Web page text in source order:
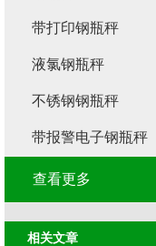
带打印钢瓶秤
液氯钢瓶秤
不锈钢钢瓶秤
带报警电子钢瓶秤
查看更多
相关文章